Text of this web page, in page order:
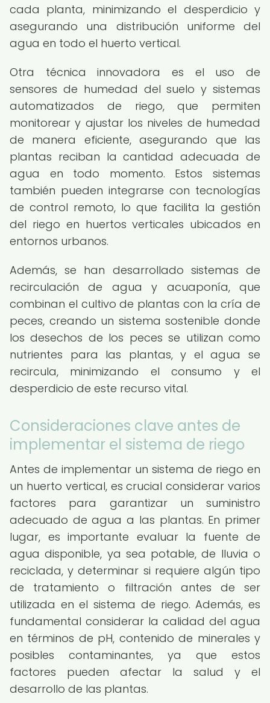
cada planta, minimizando el desperdicio y
asegurando una distribución uniforme del
agua en todo el huerto vertical.
Otra técnica innovadora es el uso de
sensores de humedad del suelo y sistemas
automatizados de riego, que permiten
monitorear y ajustar los niveles de humedad
de manera eficiente, asegurando que las
plantas reciban la cantidad adecuada de
agua en todo momento. Estos sistemas
también pueden integrarse con tecnologías
de control remoto, lo que facilita la gestión
del riego en huertos verticales ubicados en
entornos urbanos.
Además, se han desarrollado sistemas de
recirculación de agua y acuaponía, que
combinan el cultivo de plantas con la cría de
peces, creando un sistema sostenible donde
los desechos de los peces se utilizan como
nutrientes para las plantas, y el agua se
recircula, minimizando el consumo y el
desperdicio de este recurso vital.
Consideraciones clave antes de
implementar el sistema de riego
Antes de implementar un sistema de riego en
un huerto vertical, es crucial considerar varios
factores para garantizar un suministro
adecuado de agua a las plantas. En primer
lugar, es importante evaluar la fuente de
agua disponible, ya sea potable, de lluvia o
reciclada, y determinar si requiere algún tipo
de tratamiento o filtración antes de ser
utilizada en el sistema de riego. Además, es
fundamental considerar la calidad del agua
en términos de pH, contenido de minerales y
posibles contaminantes, ya que estos
factores pueden afectar la salud y el
desarrollo de las plantas.